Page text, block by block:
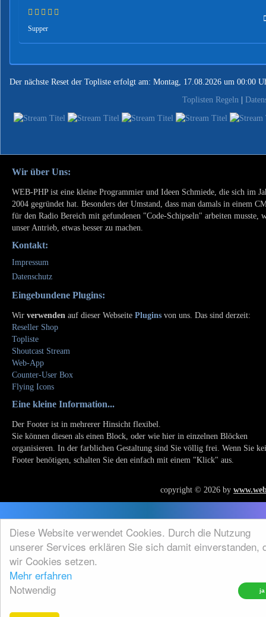
Diese Website verwendet Cookies. Durch die Nutzung
unserer Services erklären Sie sich damit einverstanden,
wir Cookies setzen.
Mehr erfahren
Notwendig
Supper
Der nächste Reset der Topliste erfolgt am: Montag, 17.08.2026 um 00:00
Toplisten Regeln
Wir über Uns:
WEB-PHP ist eine kleine Programmier und Ideen Schmiede, die sich im
2004 gegründet hat. Besonders der Umstand, dass man damals in einem
für den Radio Bereich mit gefundenen "Code-Schipseln" arbeiten musste,
unser Antrieb, etwas besser zu machen.
Kontakt:
Impressum
Datenschutz
Eingebundene Plugins:
Wir verwenden auf dieser Webseite Plugins von uns. Das sind derzeit:
Reseller Shop
Topliste
Shoutcast Stream
Web-App
Counter-User Box
Flying Icons
Eine kleine Information...
Der Footer ist in mehrerer Hinsicht flexibel.
Sie können diesen als einen Block, oder wie hier in einzelnen Blöcken
organisieren. In der farblichen Gestaltung sind Sie völlig frei. Wenn Sie
Footer benötigen, schalten Sie den einfach mit einem "Klick" aus.
copyright © 2026 by